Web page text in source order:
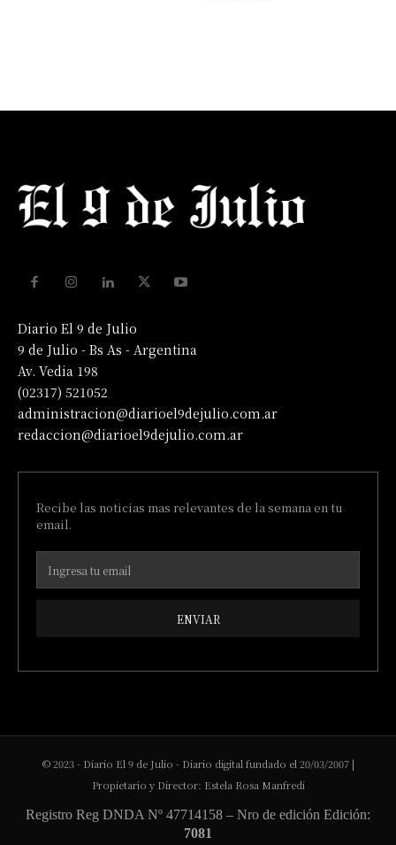
Diario El 9 de Julio
9 de Julio - Bs As - Argentina
Av. Vedia 198
(02317) 521052
administracion@diarioel9dejulio.com.ar
redaccion@diarioel9dejulio.com.ar
Recibe las noticias mas relevantes de la semana en tu
email.
ENVIAR
© 2023 - Diario El 9 de Julio - Diario digital fundado el 20/03/2007 |
Propietario y Director: Estela Rosa Manfredi
Registro Reg DNDA Nº 47714158 – Nro de edición Edición:
7081